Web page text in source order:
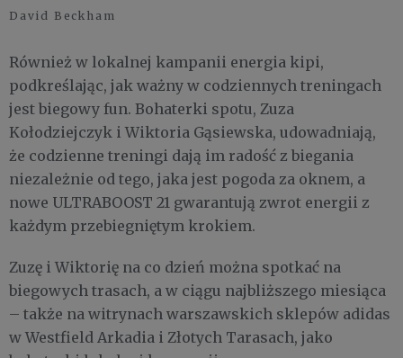
David Beckham
Również w lokalnej kampanii energia kipi,
podkreślając, jak ważny w codziennych treningach
jest biegowy fun. Bohaterki spotu, Zuza
Kołodziejczyk i Wiktoria Gąsiewska, udowadniają,
że codzienne treningi dają im radość z biegania
niezależnie od tego, jaka jest pogoda za oknem, a
nowe ULTRABOOST 21 gwarantują zwrot energii z
każdym przebiegniętym krokiem.
Zuzę i Wiktorię na co dzień można spotkać na
biegowych trasach, a w ciągu najbliższego miesiąca
– także na witrynach warszawskich sklepów adidas
w Westfield Arkadia i Złotych Tarasach, jako